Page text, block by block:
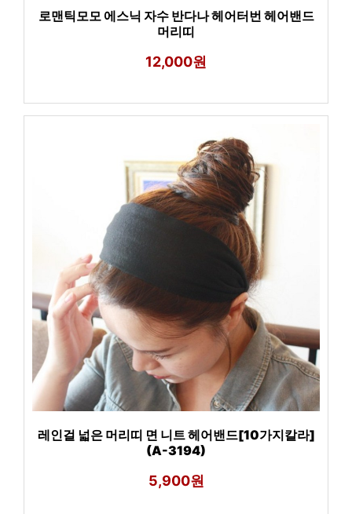
로맨틱모모 에스닉 자수 반다나 헤어터번 헤어밴드
머리띠
12,000원
레인걸 넓은 머리띠 면 니트 헤어밴드[10가지칼라]
(A-3194)
5,900원